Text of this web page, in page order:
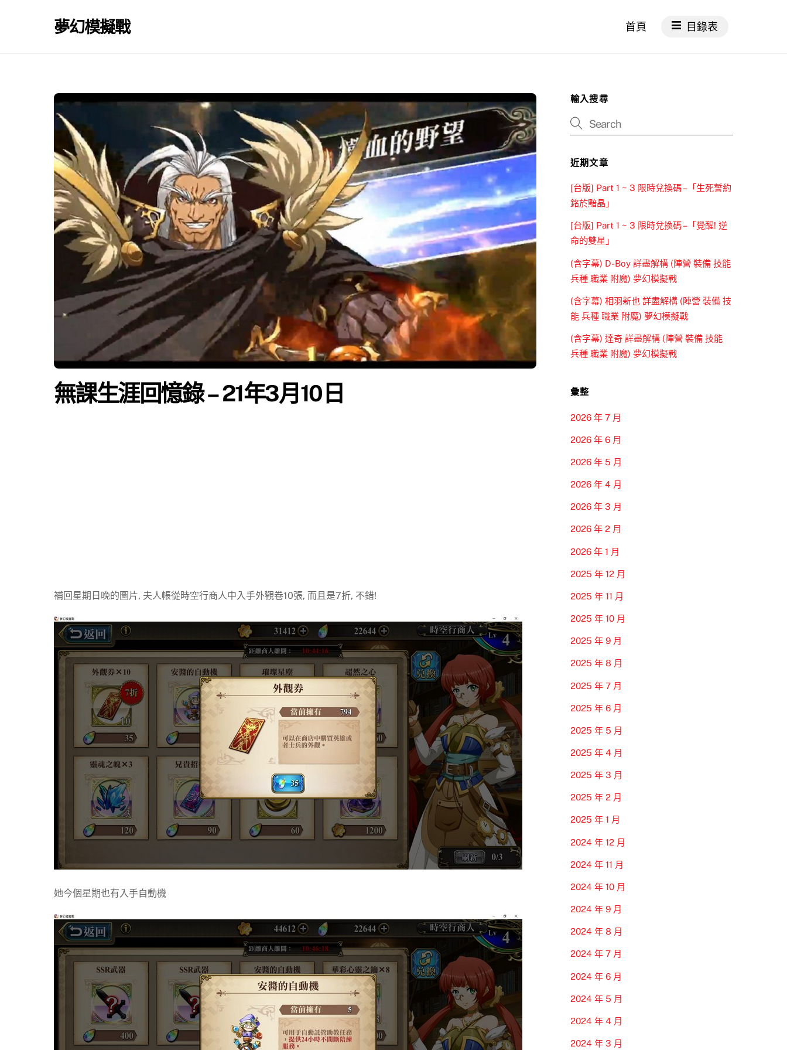
夢幻模擬戰 首頁 目錄表
無課生涯回憶錄 – 21年3月10日
補回星期日晚的圖片, 夫人帳從時空行商人中入手外觀卷10張, 而且是7折, 不錯!
她今個星期也有入手自動機
輸入搜尋
近期文章
[台版] Part 1 ~ 3 限時兌換碼 –「生死誓約
銘於黯晶」
[台版] Part 1 ~ 3 限時兌換碼 –「覺醒! 逆
命的雙星」
(含字幕) D-Boy 詳盡解構 (陣營 裝備 技能
兵種 職業 附魔) 夢幻模擬戰
(含字幕) 相羽新也 詳盡解構 (陣營 裝備 技
能 兵種 職業 附魔) 夢幻模擬戰
(含字幕) 達奇 詳盡解構 (陣營 裝備 技能
兵種 職業 附魔) 夢幻模擬戰
彙整
2026 年 7 月
2026 年 6 月
2026 年 5 月
2026 年 4 月
2026 年 3 月
2026 年 2 月
2026 年 1 月
2025 年 12 月
2025 年 11 月
2025 年 10 月
2025 年 9 月
2025 年 8 月
2025 年 7 月
2025 年 6 月
2025 年 5 月
2025 年 4 月
2025 年 3 月
2025 年 2 月
2025 年 1 月
2024 年 12 月
2024 年 11 月
2024 年 10 月
2024 年 9 月
2024 年 8 月
2024 年 7 月
2024 年 6 月
2024 年 5 月
2024 年 4 月
2024 年 3 月